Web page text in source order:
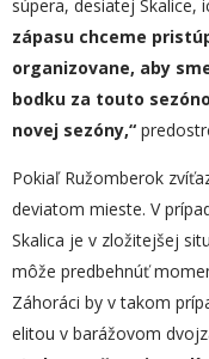
súpera, desiatej Skalice,
zápasu chceme
organizovane, aby
bodku za touto
novej sezóny,“
Pokiaľ Ružomberok
deviatom mieste. V
Skalica je v zložitejšej
môže predbehnúť
Záhoráci by v takom
elitou v barážovom